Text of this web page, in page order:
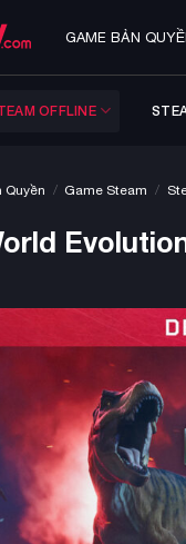
GAME BẢN
OFFLINE
Quyền / Game Steam /